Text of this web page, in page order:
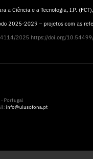
a Ciência e a Tecnologia, I.P.
2025-2029 – projetos com as
2025 https://doi.org/
- Portugal
info@ulusofona.pt